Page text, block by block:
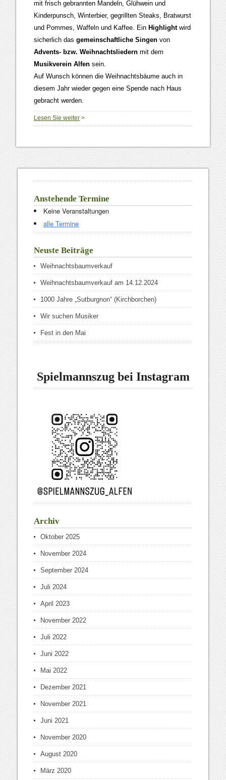
mit frisch gebrannten Mandeln, Glühwein und
Kinderpunsch, Winterbier, gegrillten Steaks, Bratwurst
und Pommes, Waffeln und Kaffee. Ein Highlightwird
sicherlich dasgemeinschaftliche Singen von
Advents- bzw. Weihnachtsliedern mit dem
Musikverein Alfen sein.
Auf Wunsch können die Weihnachtsbäume auch in
diesem Jahr wieder gegen eine Spende nach Haus
gebracht werden.
Lesen Sie weiter >
Anstehende Termine
Keine Veranstaltungen
alle Termine
Neuste Beiträge
Weihnachtsbaumverkauf
Weihnachtsbaumverkauf am 14.12.2024
1000 Jahre „Sutburgnon“ (Kirchborchen)
Wir suchen Musiker
Fest in den Mai
Spielmannszug bei Instagram
Archiv
Oktober 2025
November 2024
September 2024
Juli 2024
April 2023
November 2022
Juli 2022
Juni 2022
Mai 2022
Dezember 2021
November 2021
Juni 2021
November 2020
August 2020
März 2020